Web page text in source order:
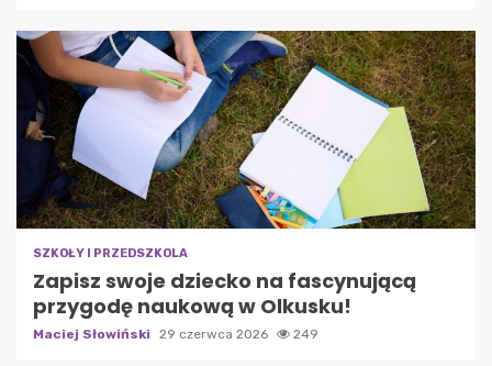
SZKOŁY I PRZEDSZKOLA
Zapisz swoje dziecko na fascynującą
przygodę naukową w Olkusku!
Maciej Słowiński 29 czerwca 2026 249